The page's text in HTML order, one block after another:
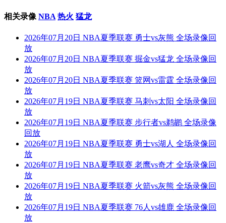
相关录像 NBA 热火 猛龙
2026年07月20日 NBA夏季联赛 勇士vs灰熊 全场录像回
放
2026年07月20日 NBA夏季联赛 掘金vs猛龙 全场录像回
放
2026年07月20日 NBA夏季联赛 篮网vs雷霆 全场录像回
放
2026年07月19日 NBA夏季联赛 马刺vs太阳 全场录像回
放
2026年07月19日 NBA夏季联赛 步行者vs鹈鹕 全场录像
回放
2026年07月19日 NBA夏季联赛 勇士vs湖人 全场录像回
放
2026年07月19日 NBA夏季联赛 老鹰vs奇才 全场录像回
放
2026年07月19日 NBA夏季联赛 火箭vs灰熊 全场录像回
放
2026年07月19日 NBA夏季联赛 76人vs雄鹿 全场录像回
放